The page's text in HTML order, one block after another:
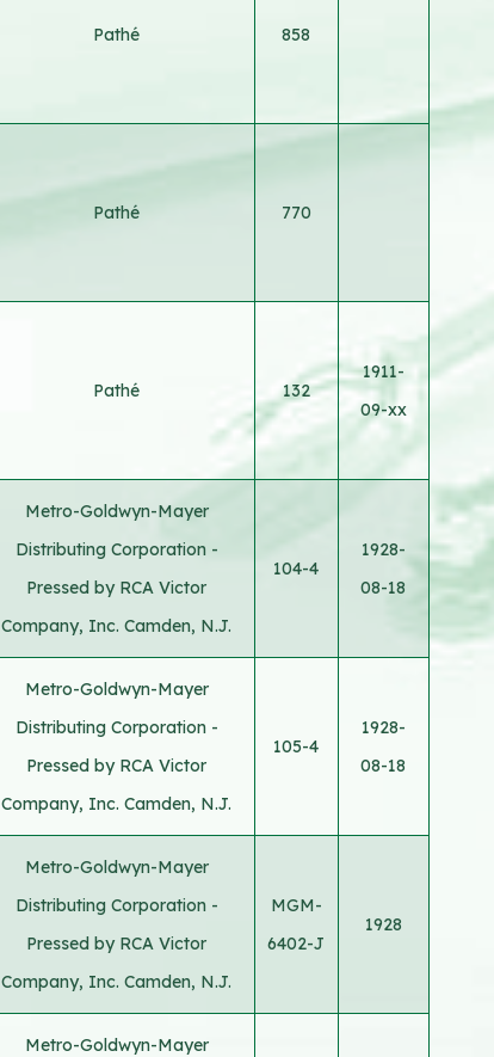
Pathé 858
Pathé 770
Pathé 132
1911-
09-xx
Metro-Goldwyn-Mayer
Distributing Corporation -
Pressed by RCA Victor
Company, Inc. Camden, N.J.
104-4
1928-
08-18
Metro-Goldwyn-Mayer
Distributing Corporation -
Pressed by RCA Victor
Company, Inc. Camden, N.J.
105-4
1928-
08-18
Metro-Goldwyn-Mayer
Distributing Corporation -
Pressed by RCA Victor
Company, Inc. Camden, N.J.
MGM-
6402-J
1928
Metro-Goldwyn-Mayer